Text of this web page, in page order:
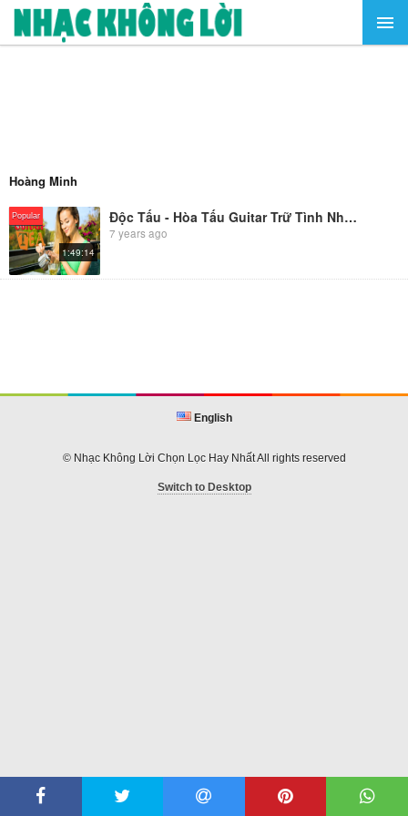
Hoàng Minh
Popular
1:49:14
Độc Tấu - Hòa Tấu Guitar Trữ Tình Nhẹ Nhàng Bên Ly Trà Buổi Chiều Tà Yên Tĩnh, Thi vị
7 years ago
English
© Nhạc Không Lời Chọn Lọc Hay Nhất All rights reserved
Switch to Desktop